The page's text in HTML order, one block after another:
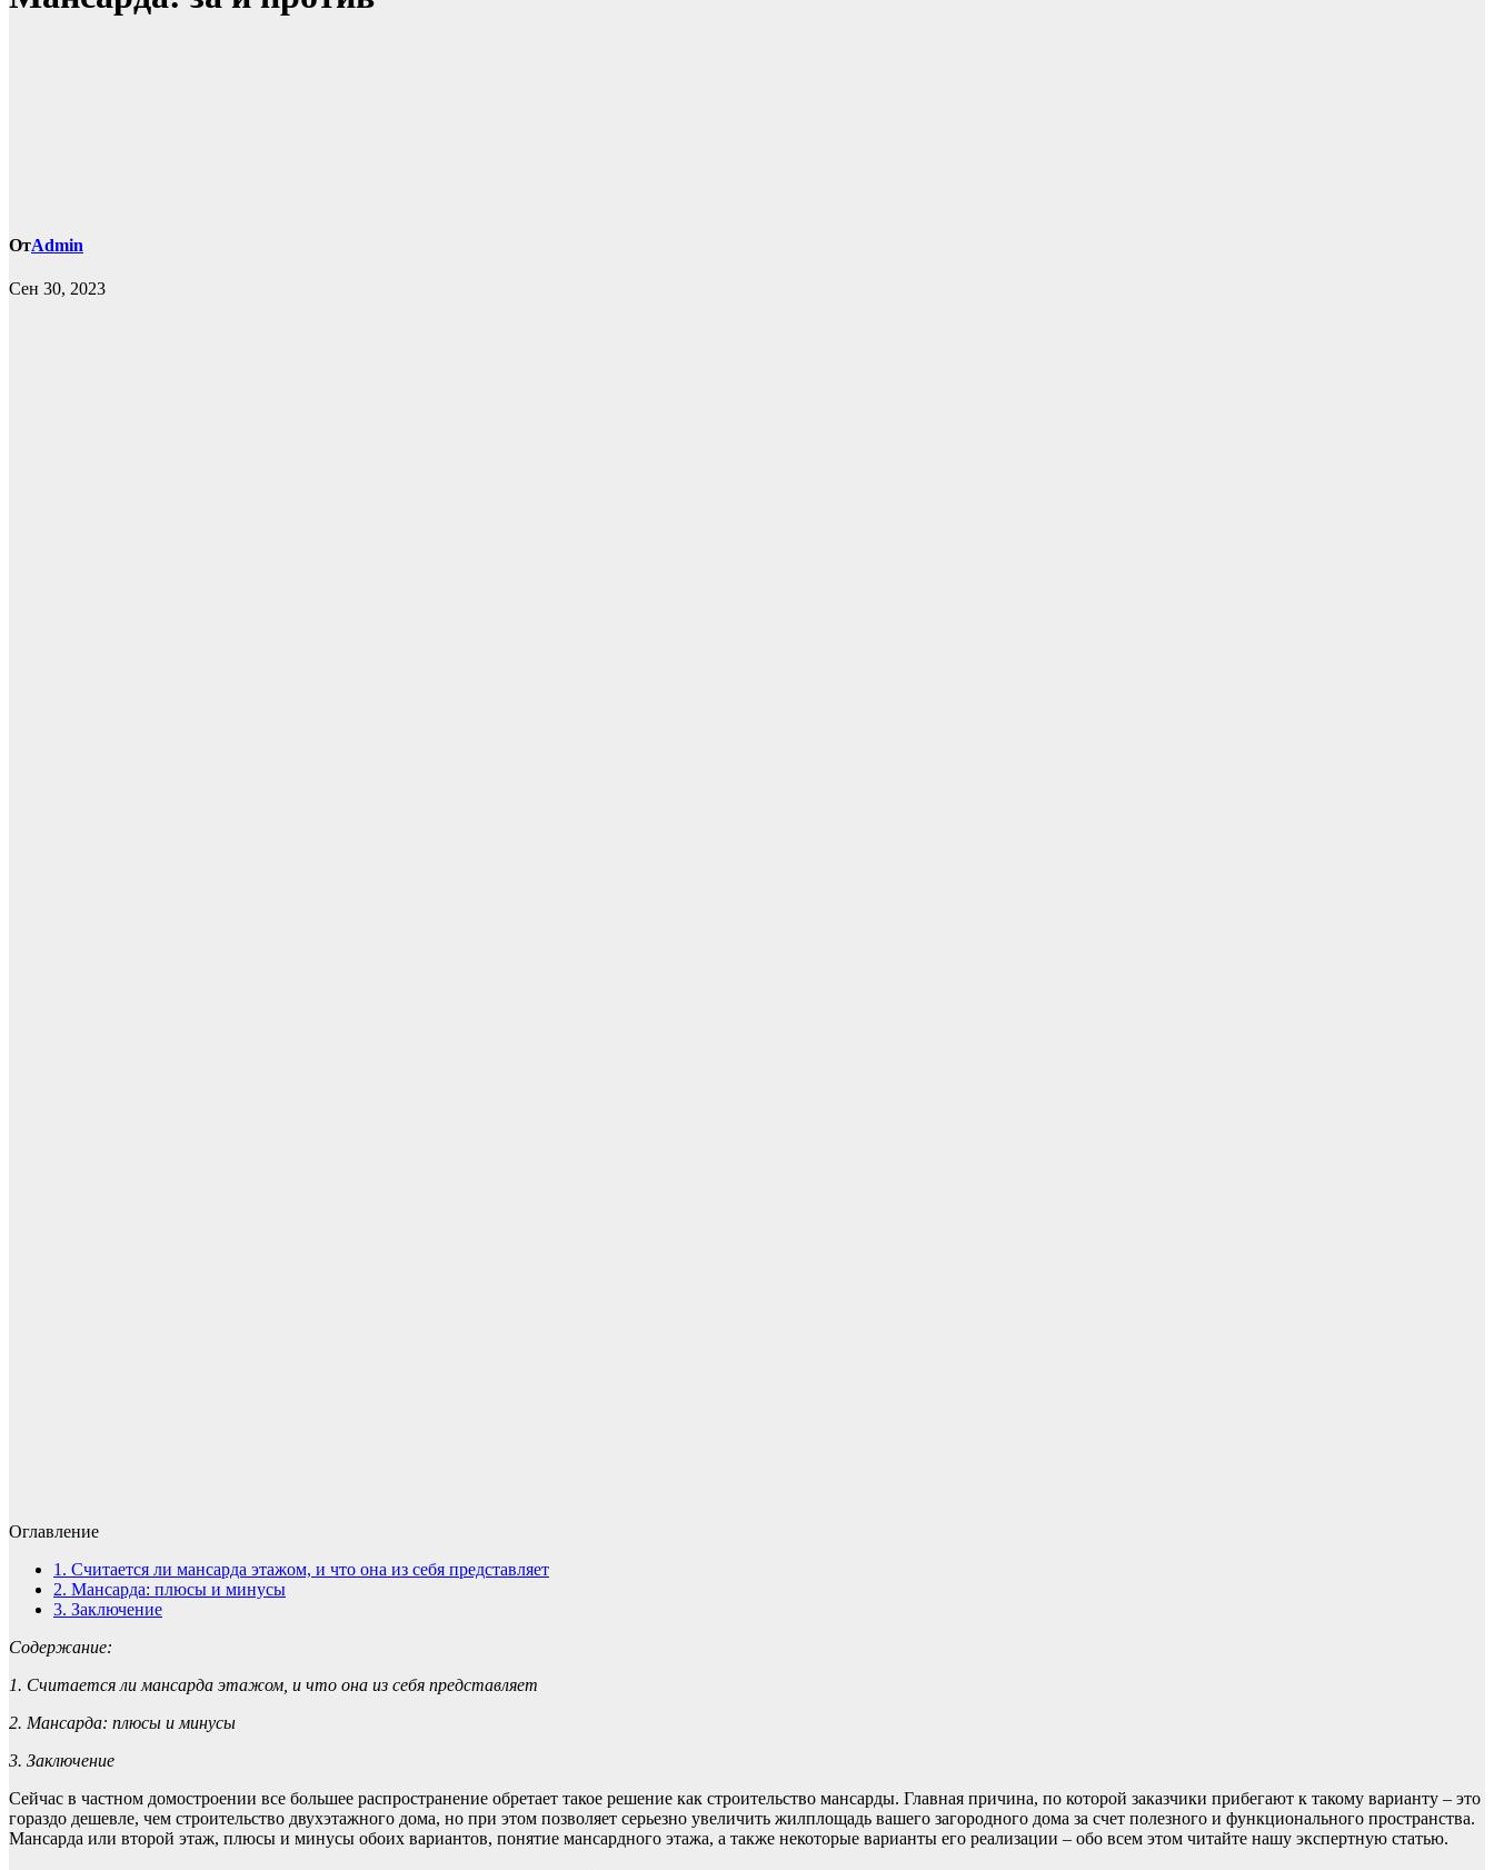
ОтAdmin
Сен 30, 2023
Оглавление
1. Считается ли мансарда этажом, и что она из себя представляет
2. Мансарда: плюсы и минусы
3. Заключение
Содержание:
1. Считается ли мансарда этажом, и что она из себя представляет
2. Мансарда: плюсы и минусы
3. Заключение
Сейчас в частном домостроении все большее распространение обретает такое решение как строительство мансарды. Главная причина, по которой заказчики прибегают к такому варианту – это
гораздо дешевле, чем строительство двухэтажного дома, но при этом позволяет серьезно увеличить жилплощадь вашего загородного дома за счет полезного и функционального пространства.
Мансарда или второй этаж, плюсы и минусы обоих вариантов, понятие мансардного этажа, а также некоторые варианты его реализации – обо всем этом читайте нашу экспертную статью.